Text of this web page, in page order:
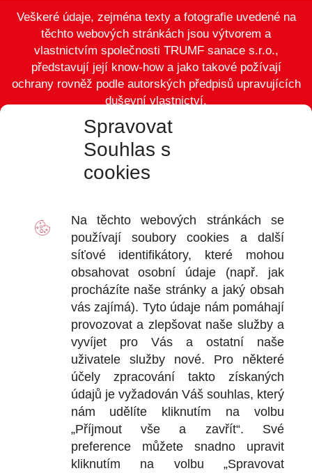
Spravovat
Souhlas s
cookies
Na těchto webových stránkách se
používají souborycookies a další
síťové identifikátory, které mohou
obsahovat osobní údaje (např. jak
procházíte naše stránky a jaký obsah
vás zajímá). Tyto údaje nám pomáhají
provozovat a zlepšovat naše služby a
vyvíjet pro Vás a ostatní naše
uživatele služby nové. Pro některé
účely zpracování takto získaných
údajů je vyžadován Váš souhlas, který
nám udělíte kliknutím na volbu
„Příjmout vše a zavřít“. Své
preference můžete snadno upravit
kliknutím na volbu „Spravovat
Veškeré údaje, zejména texty a fotografie uvedené na
těchto webových stránkách jsou výtvorem a
vlastnictvím společnosti TRUMF sanace s.r.o.,
představují její know-how a jako takové požívají
ochrany rovněž podle autorských předpisů upravujících
duševní vlastnictví.
Obchodní
Ochrana